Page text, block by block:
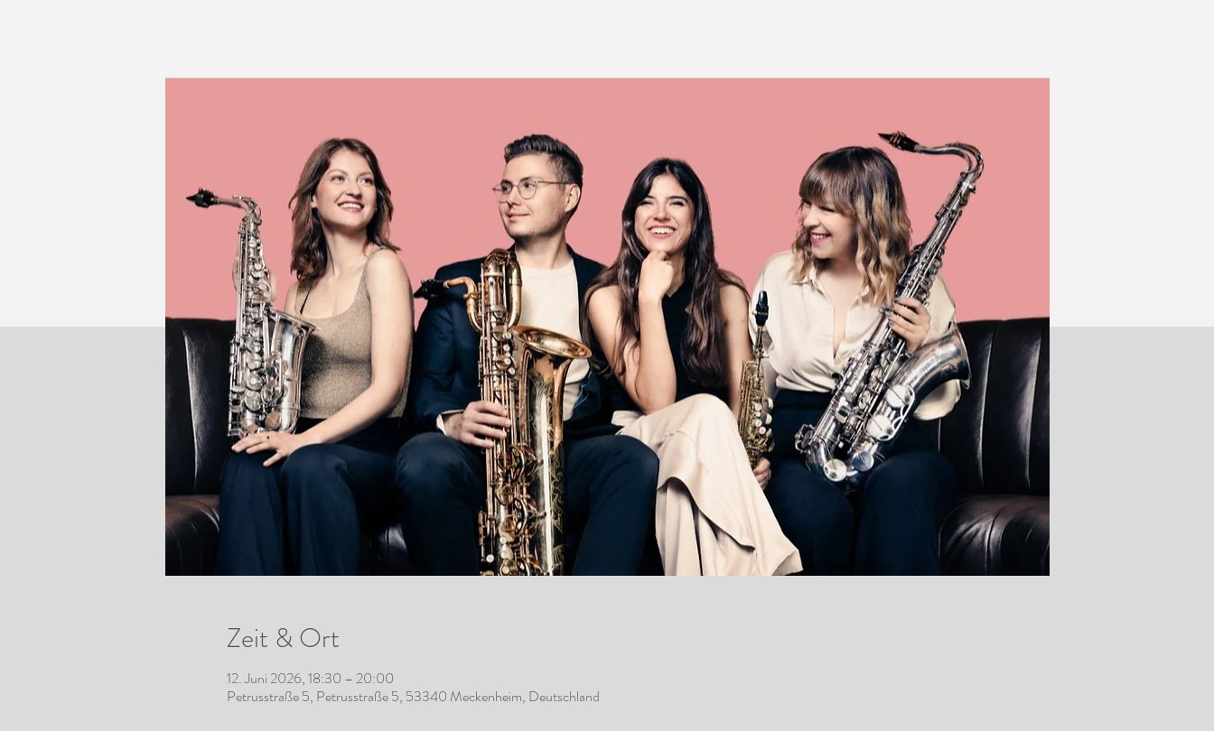
Zeit & Ort
12. Juni 2026, 18:30 – 20:00
Petrusstraße 5, Petrusstraße 5, 53340 Meckenheim, Deutschland